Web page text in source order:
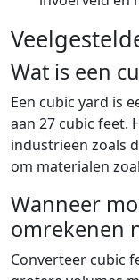
Wat is een
Een cubic yard is
aan 27 cubic feet.
industrieën zoals
om materialen
Wanneer
omrekenen
Converteer cubic